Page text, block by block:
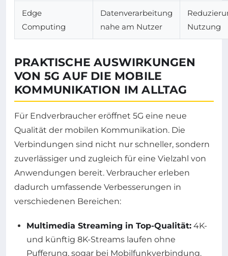
Edge
Computing
Datenverarbeitung
nahe am Nutzer
Nutzung
PRAKTISCHE AUSWIRKUNGEN
VON 5G AUF DIE MOBILE
KOMMUNIKATION IM ALLTAG
Für Endverbraucher eröffnet 5G eine neue
Qualität der mobilen Kommunikation. Die
Verbindungen sind nicht nur schneller, sondern
zuverlässiger und zugleich für eine Vielzahl von
Anwendungen bereit. Verbraucher erleben
dadurch umfassende Verbesserungen in
verschiedenen Bereichen:
Multimedia Streaming in Top-Qualität: 4K-
und künftig 8K-Streams laufen ohne
Pufferung, sogar bei Mobilfunkverbindung.